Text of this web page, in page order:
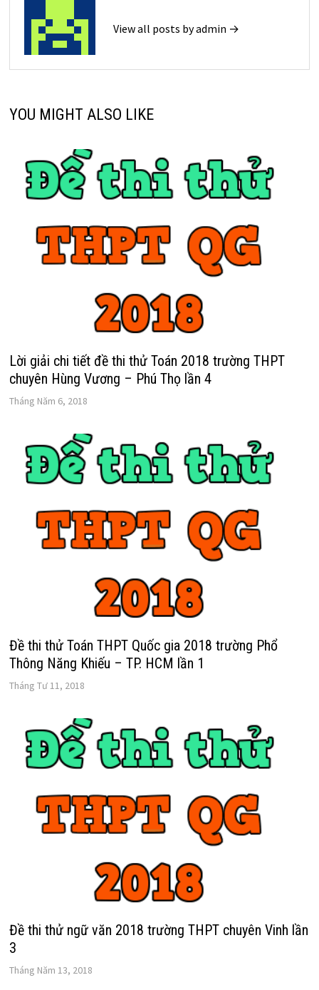
View all posts by admin →
YOU MIGHT ALSO LIKE
Lời giải chi tiết đề thi thử Toán 2018 trường THPT
chuyên Hùng Vương – Phú Thọ lần 4
Tháng Năm 6, 2018
Đề thi thử Toán THPT Quốc gia 2018 trường Phổ
Thông Năng Khiếu – TP. HCM lần 1
Tháng Tư 11, 2018
Đề thi thử ngữ văn 2018 trường THPT chuyên Vinh lần
3
Tháng Năm 13, 2018